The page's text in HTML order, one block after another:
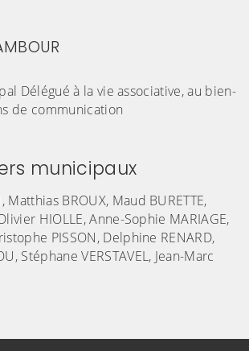
Délégué à la vie associative, au bien-
de communication
municipaux
Matthias BROUX, Maud BURETTE,
HIOLLE, Anne-Sophie MARIAGE,
PISSON, Delphine RENARD,
Stéphane VERSTAVEL, Jean-Marc